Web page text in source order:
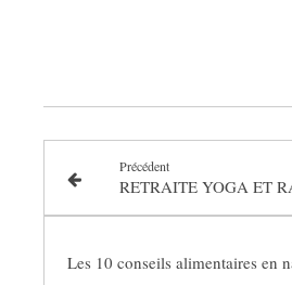
Précédent
Les 10 conseils alimentaires en